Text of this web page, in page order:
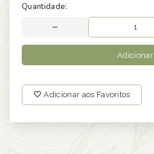
Quantidade:
Adicionar
Adicionar aos Favoritos